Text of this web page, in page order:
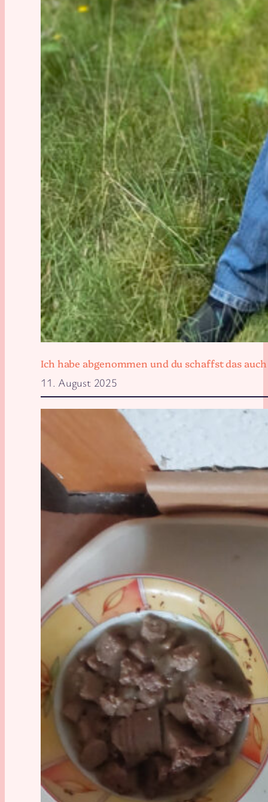
Ich habe abgenommen und du schaffst das auch
11. August 2025